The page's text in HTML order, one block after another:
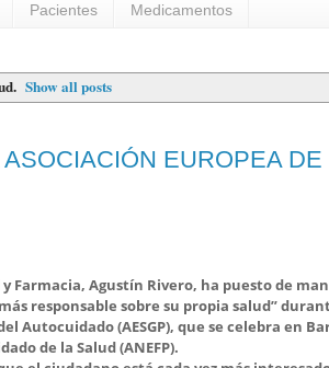
Pacientes Medicamentos
. Show all posts
EUROPEA DE
Farmacia, Agustín Rivero, ha puesto de
responsable sobre su propia salud”
Autocuidado (AESGP), que se celebra en
de la Salud (ANEFP).